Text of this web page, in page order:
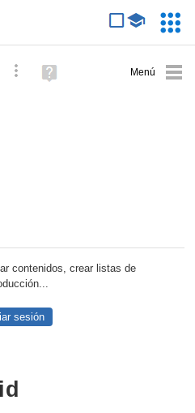
Búsqueda avanzada
Ayuda
(en
contenidos, crear listas de
sesión